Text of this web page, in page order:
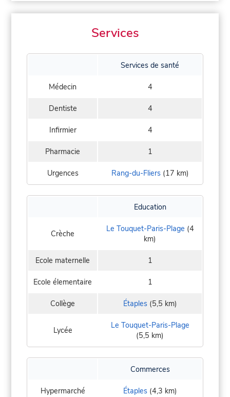
Services
Services de santé
Médecin 4
Dentiste 4
Infirmier 4
Pharmacie 1
Urgences Rang-du-Fliers(17 km)
Education
Crèche Le Touquet-Paris-Plage (4
km)
Ecole maternelle 1
Ecole élementaire 1
Collège Étaples(5,5 km)
Lycée
Le Touquet-Paris-Plage
(5,5 km)
Commerces
Hypermarché Étaples(4,3 km)